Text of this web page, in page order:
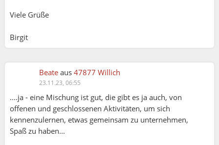
Viele Grüße
Birgit
Beate aus 47877 Willich
23.11.23, 06:55
....ja - eine Mischung ist gut, die gibt es ja auch, von
offenen und geschlossenen Aktivitäten, um sich
kennenzulernen, etwas gemeinsam zu unternehmen,
Spaß zu haben...